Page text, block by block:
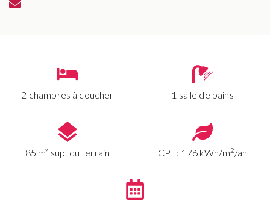
2 chambres à coucher 1 salle de bains
85 m² sup. du terrain CPE: 176 kWh/m2/an